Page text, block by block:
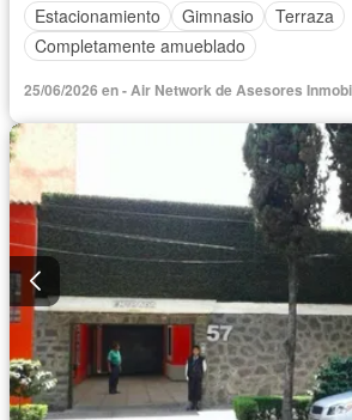
Estacionamiento
Gimnasio
Terraza
Completamente amueblado
25/06/2026 en - Air Network de Asesores